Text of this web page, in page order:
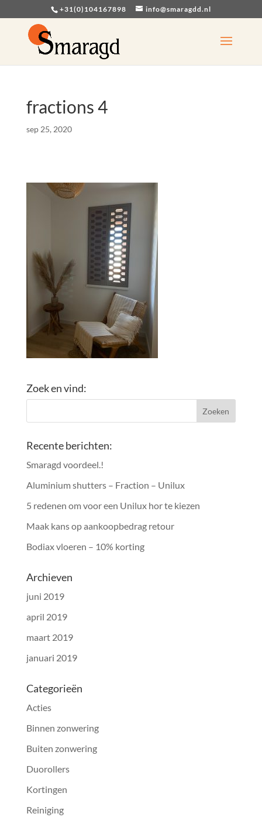
+31(0)104167898 info@smaragdd.nl
fractions 4
sep 25, 2020
Zoek en vind:
Recente berichten:
Smaragd voordeel.!
Aluminium shutters – Fraction – Unilux
5 redenen om voor een Unilux hor te kiezen
Maak kans op aankoopbedrag retour
Bodiax vloeren – 10% korting
Archieven
juni 2019
april 2019
maart 2019
januari 2019
Categorieën
Acties
Binnen zonwering
Buiten zonwering
Duorollers
Kortingen
Reiniging